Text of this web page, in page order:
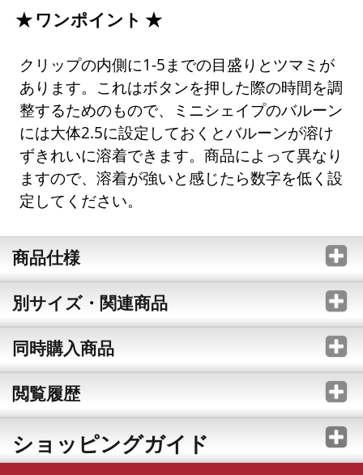
ワンポイント
クリップの内側に1-5までの目盛りとツマミが
あります。これはボタンを押した際の時間を調
整するためのもので、ミニシェイプのバルーン
には大体2.5に設定しておくとバルーンが溶け
ずきれいに溶着できます。商品によって異なり
ますので、溶着が強いと感じたら数字を低く設
定してください。
商品仕様
別サイズ・関連商品
同時購入商品
閲覧履歴
ショッピングガイド